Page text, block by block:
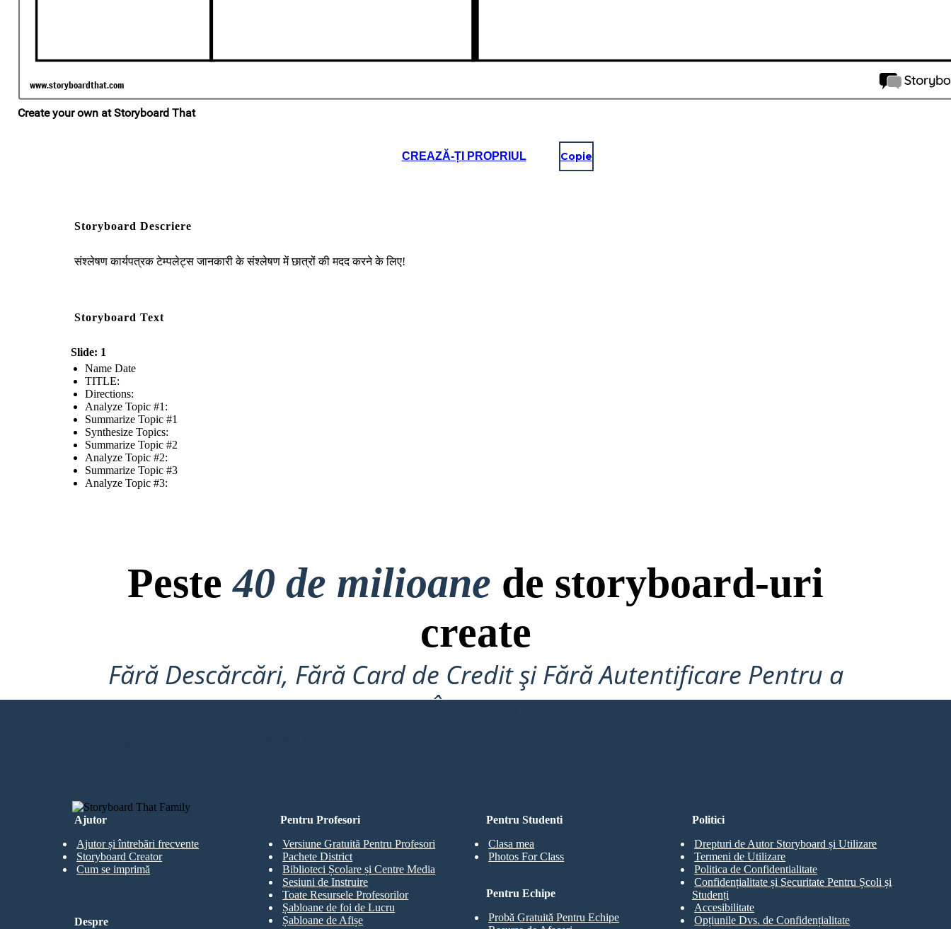
CREAZĂ-ȚI PROPRIUL Copie
Storyboard Descriere
संश्लेषण कार्यपत्रक टेम्पलेट्स जानकारी के संश्लेषण में छात्रों की मदद करने के लिए!
Storyboard Text
Slide: 1
Name Date
TITLE :
Directions:
Analyze Topic #1:
Summarize Topic #1
Synthesize Topics:
Summarize Topic #2
Analyze Topic #2:
Summarize Topic #3
Analyze Topic #3:
Peste40 de milioane de storyboard-uri
create
Fără Descărcări, Fără Card de Credit și Fără Autentificare Pentru a
Încerca!
Ajutor
Ajutor și întrebări frecvente
Storyboard Creator
Cum se imprimă
Pentru Studenti
Clasa mea
Photos For Class
Pentru Profesori
Versiune Gratuită Pentru Profesori
Pachete District
Biblioteci Școlare și Centre Media
Sesiuni de Instruire
Toate Resursele Profesorilor
Șabloane de foi de Lucru
Șabloane de Afișe
Pentru Echipe
Probă Gratuită Pentru Echipe
Despre
Politici
Drepturi de Autor Storyboard și Utilizare
Termeni de Utilizare
Politica de Confidentialitate
Confidențialitate și Securitate Pentru Școli și
Studenți
Accesibilitate
Opțiunile Dvs. de Confidențialitate